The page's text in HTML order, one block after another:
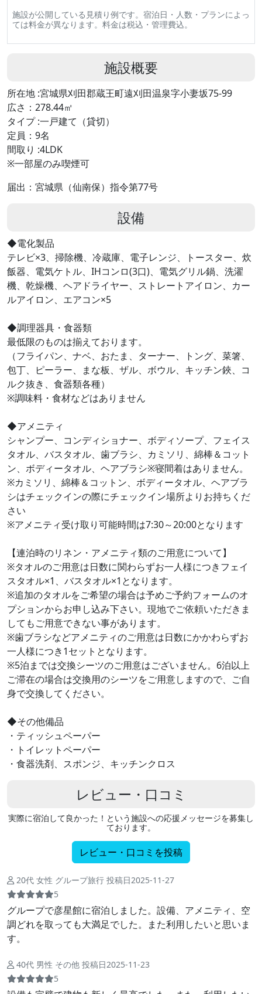
施設が公開している見積り例です。宿泊日・人数・プランによっ
ては料金が異なります。料金は税込・管理費込。
施設概要
所在地 :宮城県刈田郡蔵王町遠刈田温泉字小妻坂75-99
広さ：278.44㎡
タイプ :一戸建て（貸切）
定員：9名
間取り :4LDK
※一部屋のみ喫煙可
届出：宮城県（仙南保）指令第77号
設備
◆電化製品
テレビ×3、掃除機、冷蔵庫、電子レンジ、トースター、炊
飯器、電気ケトル、IHコンロ(3口)、電気グリル鍋、洗濯
機、乾燥機、ヘアドライヤー、ストレートアイロン、カー
ルアイロン、エアコン×5
◆調理器具・食器類
最低限のものは揃えております。
（フライパン、ナベ、おたま、ターナー、トング、菜箸、
包丁、ピーラー、まな板、ザル、ボウル、キッチン鋏、コ
ルク抜き、食器類各種）
※調味料・食材などはありません
◆アメニティ
シャンプー、コンディショナー、ボディソープ、フェイス
タオル、バスタオル、歯ブラシ、カミソリ、綿棒＆コット
ン、ボディータオル、ヘアブラシ※寝間着はありません。
※カミソリ、綿棒＆コットン、ボディータオル、ヘアブラ
シはチェックインの際にチェックイン場所よりお持ちくだ
さい
※アメニティ受け取り可能時間は7:30～20:00となります
【連泊時のリネン・アメニティ類のご用意について】
※タオルのご用意は日数に関わらずお一人様につきフェイ
スタオル×1、バスタオル×1となります。
※追加のタオルをご希望の場合は予めご予約フォームのオ
プションからお申し込み下さい。現地でご依頼いただきま
してもご用意できない事があります。
※歯ブラシなどアメニティのご用意は日数にかかわらずお
一人様につき1セットとなります。
※5泊までは交換シーツのご用意はございません。6泊以上
ご滞在の場合は交換用のシーツをご用意しますので、ご自
身で交換してください。
◆その他備品
・ティッシュペーパー
・トイレットペーパー
・食器洗剤、スポンジ、キッチンクロス
レビュー・口コミ
実際に宿泊して良かった！という施設への応援メッセージを募集し
ております。
レビュー・口コミを投稿
20代 女性 グループ旅行 投稿日2025-11-27
5
グループで彦星館に宿泊しました。設備、アメニティ、空
調どれを取っても大満足でした。また利用したいと思いま
す。
40代 男性 その他 投稿日2025-11-23
5